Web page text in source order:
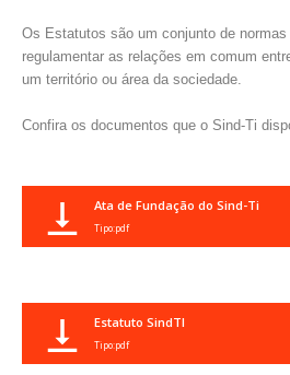
Os Estatutos são um conjunto de
regulamentar as relações em comum
um território ou área da sociedade.
Confira os documentos que o Sind-Ti
Ata de Fundação do Sind-Ti
Tipo:pdf
Estatuto SindTI
Tipo:pdf